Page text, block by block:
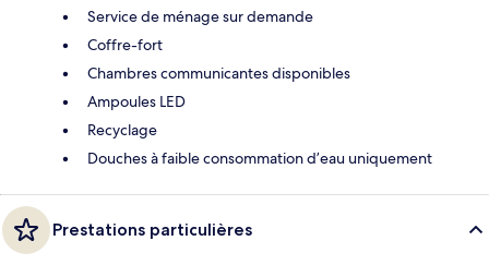
Service de ménage sur demande
Coffre-fort
Chambres communicantes disponibles
Ampoules LED
Recyclage
Douches à faible consommation d’eau uniquement
Prestations particulières